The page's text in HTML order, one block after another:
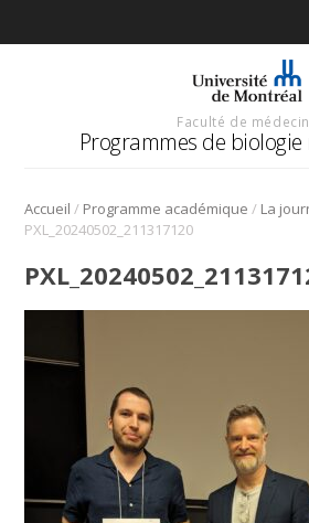
Faculté de
Programmes de
Accueil / Programme académique / La
PXL_20240502_211317120